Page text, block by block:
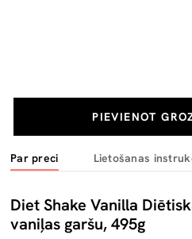
PIEVIENOT
Par preci Lietošanas
Diet Shake Vanilla
vaniļas garšu, 495g